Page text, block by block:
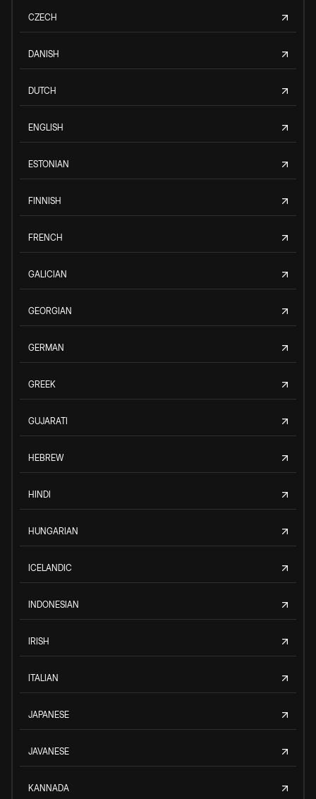
CZECH
DANISH
DUTCH
ENGLISH
ESTONIAN
FINNISH
FRENCH
GALICIAN
GEORGIAN
GERMAN
GREEK
GUJARATI
HEBREW
HINDI
HUNGARIAN
ICELANDIC
INDONESIAN
IRISH
ITALIAN
JAPANESE
JAVANESE
KANNADA